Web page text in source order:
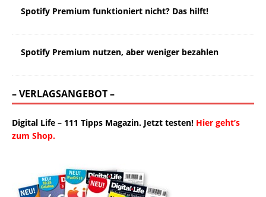
Spotify Premium funktioniert nicht? Das hilft!
Spotify Premium nutzen, aber weniger bezahlen
– VERLAGSANGEBOT –
Digital Life – 111 Tipps Magazin. Jetzt testen! Hier geht’s
zum Shop.